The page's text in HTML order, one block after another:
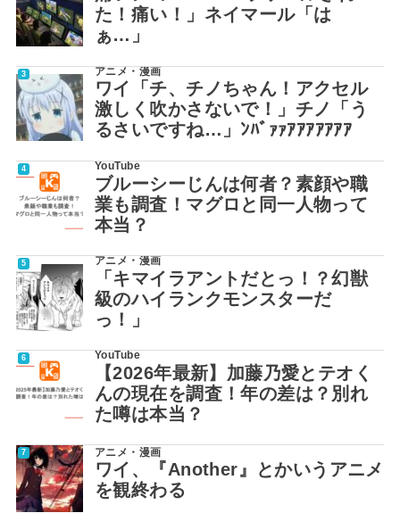
た！痛い！」ネイマール「は
ぁ…」
アニメ・漫画
ワイ「チ、チノちゃん！アクセル
激しく吹かさないで！」チノ「う
るさいですね…」ﾝﾊﾞｧｧｱｱｱｱｱｱｱ
YouTube
ブルーシーじんは何者？素顔や職
業も調査！マグロと同一人物って
本当？
アニメ・漫画
「キマイラアントだとっ！？幻獣
級のハイランクモンスターだ
っ！」
YouTube
【2026年最新】加藤乃愛とテオく
んの現在を調査！年の差は？別れ
た噂は本当？
アニメ・漫画
ワイ、『Another』とかいうアニメ
を観終わる